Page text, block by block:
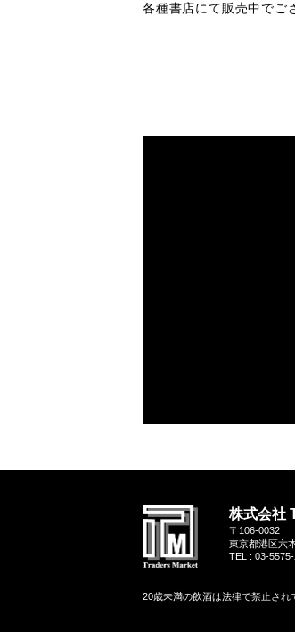
各種書店にて販売中でご
株式会社
〒106-0032
東京都港区六
TEL : 03-
20歳未満の飲酒は法律で禁止され